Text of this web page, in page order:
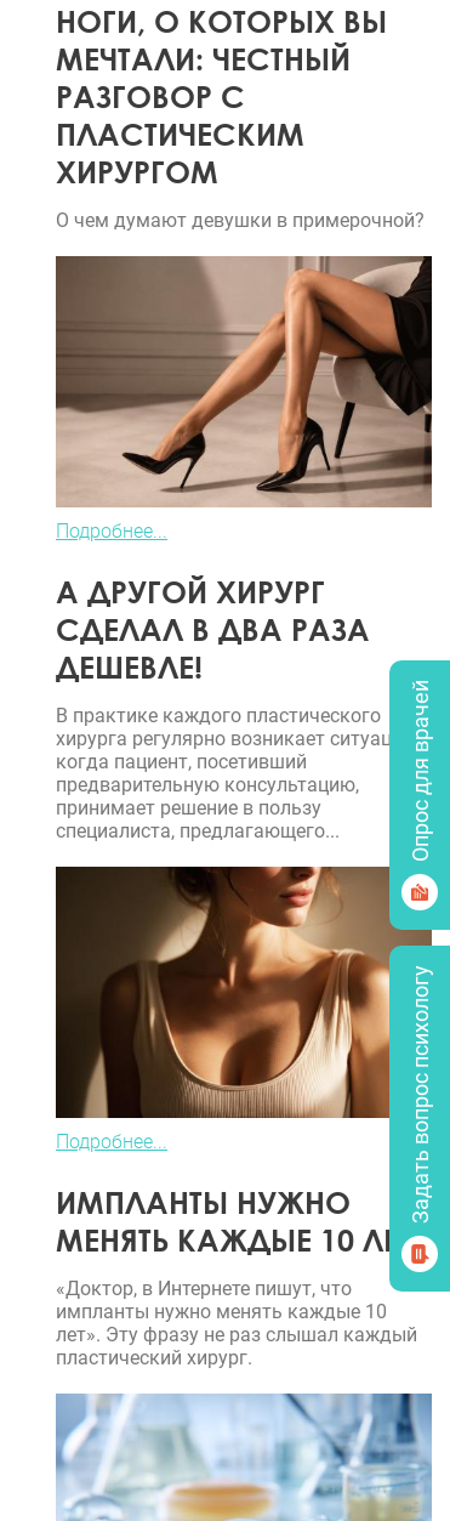
НОГИ, О КОТОРЫХ ВЫ
МЕЧТАЛИ: ЧЕСТНЫЙ
РАЗГОВОР С
ПЛАСТИЧЕСКИМ
ХИРУРГОМ
О чем думают девушки в примерочной?
Подробнее...
А ДРУГОЙ ХИРУРГ
СДЕЛАЛ В ДВА РАЗА
ДЕШЕВЛЕ!
В практике каждого пластического
хирурга регулярно возникает ситуация,
когда пациент, посетивший
предварительную консультацию,
принимает решение в пользу
специалиста, предлагающего...
Подробнее...
ИМПЛАНТЫ НУЖНО
МЕНЯТЬ КАЖДЫЕ 10 ЛЕТ?
«Доктор, в Интернете пишут, что
импланты нужно менять каждые 10
лет». Эту фразу не раз слышал каждый
пластический хирург.
Опрос для врачей
Задать вопрос психологу